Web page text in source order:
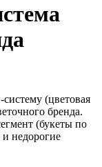
(цветовая
бренда.
(букеты по
недорогие